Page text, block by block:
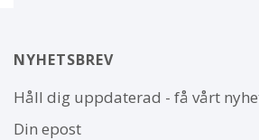
NYHETSBREV
Håll dig uppdaterad - få vårt
Din epost